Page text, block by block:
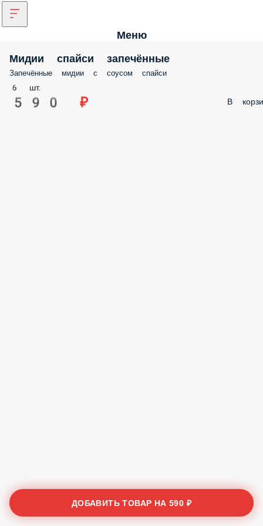
Меню
Мидии спайси запечённые
Запечённые мидии с соусом спайси
6 шт.
590 ₽ В
ДОБАВИТЬ ТОВАР НА590 ₽